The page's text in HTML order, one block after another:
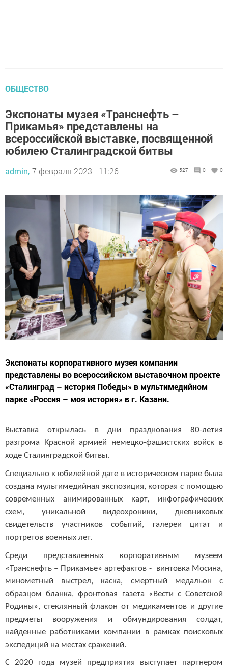
ОБЩЕСТВО
Экспонаты музея «Транснефть –
Прикамья» представлены на
всероссийской выставке, посвященной
юбилею Сталинградской битвы
admin, 7 февраля 2023 - 11:26 527 0 0
Экспонаты корпоративного музея компании
представлены во всероссийском выставочном проекте
«Сталинград – история Победы» в мультимедийном
парке «Россия – моя история» в г. Казани.
Выставка открылась в дни празднования 80-летия
разгрома Красной армией немецко-фашистских войск в
ходе Сталинградской битвы.
Специально к юбилейной дате в историческом парке была
создана мультимедийная экспозиция, которая с помощью
современных анимированных карт, инфографических
схем, уникальной видеохроники, дневниковых
свидетельств участников событий, галереи цитат и
портретов военных лет.
Среди представленных корпоративным музеем
«Транснефть – Прикамье» артефактов - винтовка Мосина,
минометный выстрел, каска, смертный медальон с
образцом бланка, фронтовая газета «Вести с Советской
Родины», стеклянный флакон от медикаментов и другие
предметы вооружения и обмундирования солдат,
найденные работниками компании в рамках поисковых
экспедиций на местах сражений.
С 2020 года музей предприятия выступает партнером